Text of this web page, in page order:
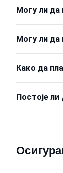
Могу ли да
Могу ли да
Како да
Постоје